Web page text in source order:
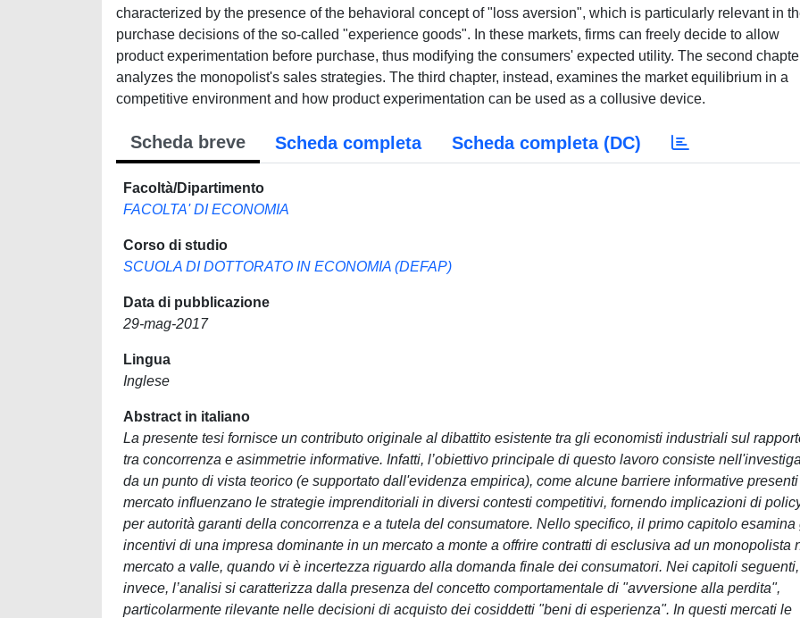
characterized by the presence of the behavioral concept of "loss aversion", which is particularly relevant in
purchase decisions of the so-called "experience goods". In these markets, firms can freely decide to allow
product experimentation before purchase, thus modifying the consumers' expected utility. The second
analyzes the monopolist's sales strategies. The third chapter, instead, examines the market equilibrium in a
competitive environment and how product experimentation can be used as a collusive device.
Scheda breve Scheda completa Scheda completa (DC)
Facoltà/Dipartimento
FACOLTA' DI ECONOMIA
Corso di studio
SCUOLA DI DOTTORATO IN ECONOMIA (DEFAP)
Data di pubblicazione
29-mag-2017
Lingua
Inglese
Abstract in italiano
La presente tesi fornisce un contributo originale al dibattito esistente tra gli economisti industriali sul
tra concorrenza e asimmetrie informative. Infatti, l’obiettivo principale di questo lavoro consiste
da un punto di vista teorico (e supportato dall'evidenza empirica), come alcune barriere informative
mercato influenzano le strategie imprenditoriali in diversi contesti competitivi, fornendo implicazioni di
per autorità garanti della concorrenza e a tutela del consumatore. Nello specifico, il primo capitolo esamina
incentivi di una impresa dominante in un mercato a monte a offrire contratti di esclusiva ad un monopolista
mercato a valle, quando vi è incertezza riguardo alla domanda finale dei consumatori. Nei capitoli seguenti,
invece, l’analisi si caratterizza dalla presenza del concetto comportamentale di "avversione alla perdita",
particolarmente rilevante nelle decisioni di acquisto dei cosiddetti "beni di esperienza". In questi mercati le